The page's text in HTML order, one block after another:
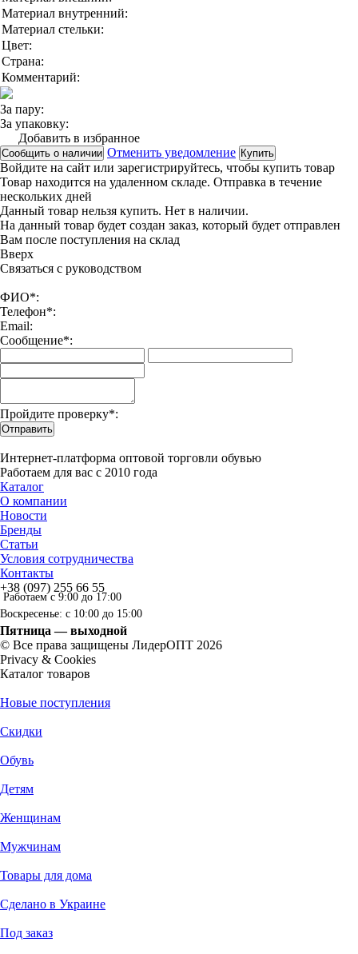
Материал внутренний:
Материал стельки:
Цвет:
Страна:
Комментарий:
За пару:
За упаковку:
Добавить в избранное
Сообщить о наличии Отменить уведомление Купить
Войдите на сайт или зарегистрируйтесь, чтобы купить товар
Товар находится на удаленном складе. Отправка в течение
нескольких дней
Данный товар нельзя купить. Нет в наличии.
На данный товар будет создан заказ, который будет отправлен
Вам после поступления на склад
Вверx
Связаться с руководством
ФИО*:
Телефон*:
Email:
Сообщение*:
Пройдите проверку*:
Отправить
Интернет-платформа оптовой торговли обувью
Работаем для вас с 2010 года
Каталог
О компании
Новости
Бренды
Статьи
Условия сотрудничества
Контакты
+38 (097) 255 66 55
Работаем с 9:00 до 17:00
Воскресенье: с 10:00 до 15:00
Пятница — выходной
© Все права защищены ЛидерОПТ 2026
Privacy & Cookies
Каталог товаров
Новые поступления
Скидки
Обувь
Детям
Женщинам
Мужчинам
Товары для дома
Сделано в Украине
Под заказ